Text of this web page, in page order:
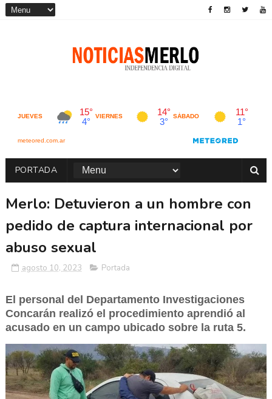
PORTADA
Merlo: Detuvieron a un hombre con
pedido de captura internacional por
abuso sexual
agosto 10, 2023 Portada
El personal del Departamento Investigaciones
Concarán realizó el procedimiento aprendió al
acusado en un campo ubicado sobre la ruta 5.